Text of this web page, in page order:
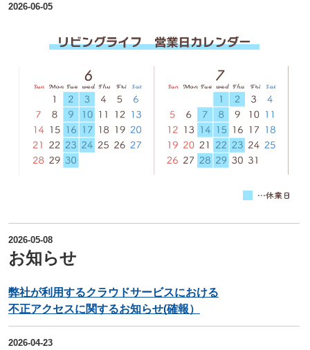
2026-06-05
2026-05-08
お知らせ
弊社が利用するクラウドサービスにおける
不正アクセスに関するお知らせ(確報）
2026-04-23